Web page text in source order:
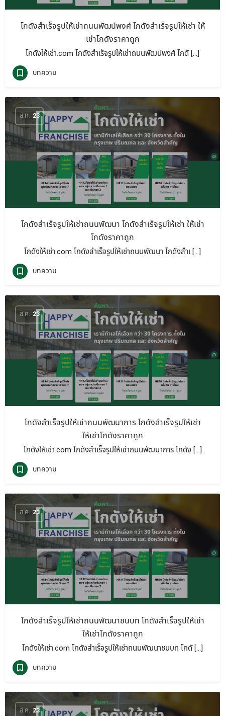
โกดังสำเร็จรูปให้เช่าถนนพัฒน์พงศ์ โกดังสำเร็จรูปให้เช่า ให้
เช่าโกดังราคาถูก
โกดังให้เช่า.com โกดังสำเร็จรูปให้เช่าถนนพัฒน์พงศ์ โกดั […]
บทความ
ส.ค. 23
โกดังสำเร็จรูปให้เช่าถนนพัฒนา โกดังสำเร็จรูปให้เช่า ให้เช่า
โกดังราคาถูก
โกดังให้เช่า.com โกดังสำเร็จรูปให้เช่าถนนพัฒนา โกดังสำเ […]
บทความ
ส.ค. 23
โกดังสำเร็จรูปให้เช่าถนนพัฒนาการ โกดังสำเร็จรูปให้เช่า
ให้เช่าโกดังราคาถูก
โกดังให้เช่า.com โกดังสำเร็จรูปให้เช่าถนนพัฒนาการ โกดัง […]
บทความ
ส.ค. 23
โกดังสำเร็จรูปให้เช่าถนนพัฒนาชนบท โกดังสำเร็จรูปให้เช่า
ให้เช่าโกดังราคาถูก
โกดังให้เช่า.com โกดังสำเร็จรูปให้เช่าถนนพัฒนาชนบท โกดั […]
บทความ
ส.ค. 23